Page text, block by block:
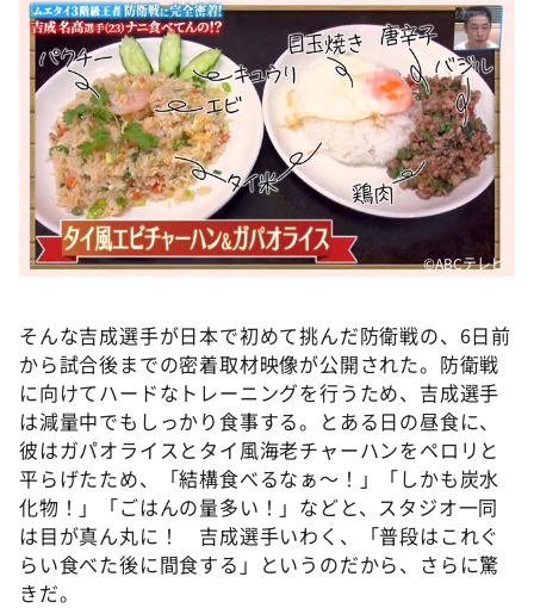
©ABCテレビ
そんな吉成選手が日本で初めて挑んだ防衛戦の、6日前
から試合後までの密着取材映像が公開された。防衛戦
に向けてハードなトレーニングを行うため、吉成選手
は減量中でもしっかり食事する。とある日の昼食に、
彼はガパオライスとタイ風海老チャーハンをペロリと
平らげたため、「結構食べるなぁ～！」「しかも炭水
化物！」「ごはんの量多い！」などと、スタジオ一同
は目が真ん丸に！ 吉成選手いわく、「普段はこれぐ
らい食べた後に間食する」というのだから、さらに驚
きだ。